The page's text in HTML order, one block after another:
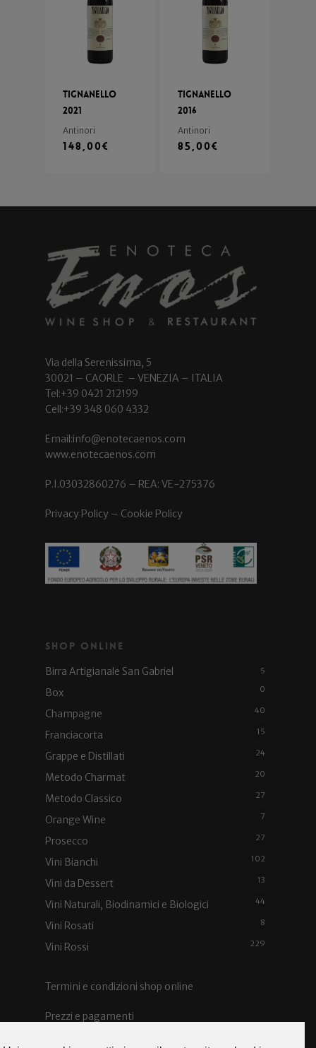
Tignanello
2021
Antinori
148,00€
Tignanello
2016
Antinori
85,00€
Via della Serenissima, 5
30021 – CAORLE – VENEZIA – ITALIA
Tel:+39 0421 212199
Cell:+39 348 060 4332
Email:info@enotecaenos.com
www.enotecaenos.com
P.I.03032860276 – REA: VE-275376
Privacy Policy – Cookie Policy
Shop Online
Birra Artigianale San Gabriel
5
Box 0
Champagne 40
Franciacorta 15
Grappe e Distillati 24
Metodo Charmat 20
Metodo Classico 27
Orange Wine 7
Prosecco 27
Vini Bianchi 102
Vini da Dessert 13
Vini Naturali, Biodinamici e Biologici 44
Vini Rosati 8
Vini Rossi 229
Termini e condizioni shop online
Prezzi e pagamenti